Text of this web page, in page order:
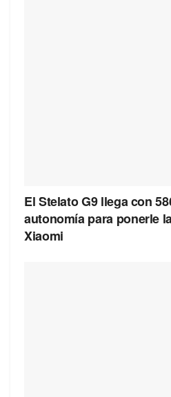
El Stelato G9 llega con
autonomía para ponerle
Xiaomi